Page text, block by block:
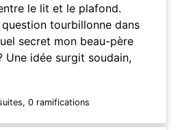
le lit et le plafond.
tourbillonne dans
secret mon beau-père
Une idée surgit soudain,
0 ramifications